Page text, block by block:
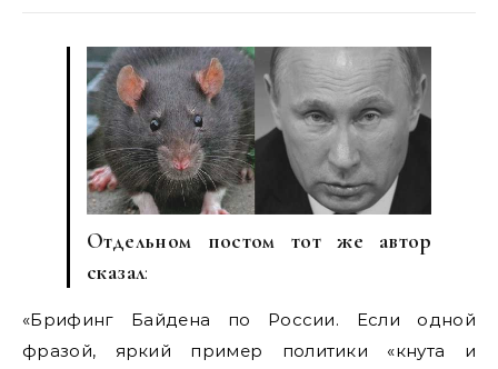
Отдельном постом тот же автор
сказал:
«Брифинг Байдена по России. Если одной
фразой, яркий пример политики «кнута и